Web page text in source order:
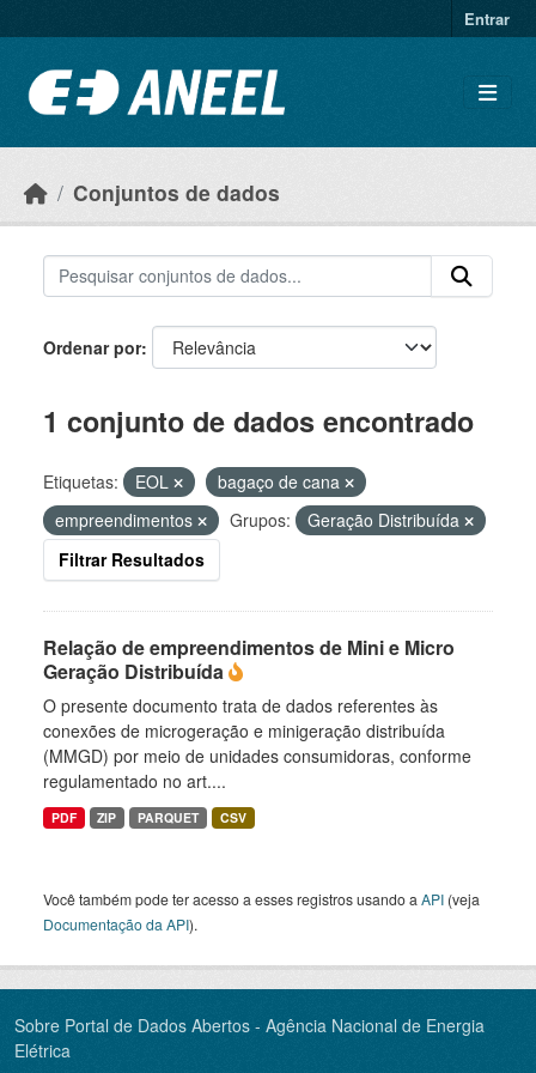
Entrar
Conjuntos de dados
Ordenar por
1 conjunto de dados encontrado
Etiquetas: EOL
bagaço de cana
empreendimentos
Grupos:
Geração Distribuída
Filtrar Resultados
Relação de empreendimentos de Mini e Micro
Geração Distribuída
O presente documento trata de dados referentes às
conexões de microgeração e minigeração distribuída
(MMGD) por meio de unidades consumidoras, conforme
regulamentado no art....
PDF ZIP PARQUET CSV
Você também pode ter acesso a esses registros usando a API (veja
Documentação da API).
Sobre Portal de Dados Abertos - Agência Nacional de Energia
Elétrica